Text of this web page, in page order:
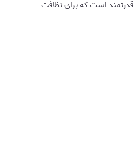
است که برای نظافت